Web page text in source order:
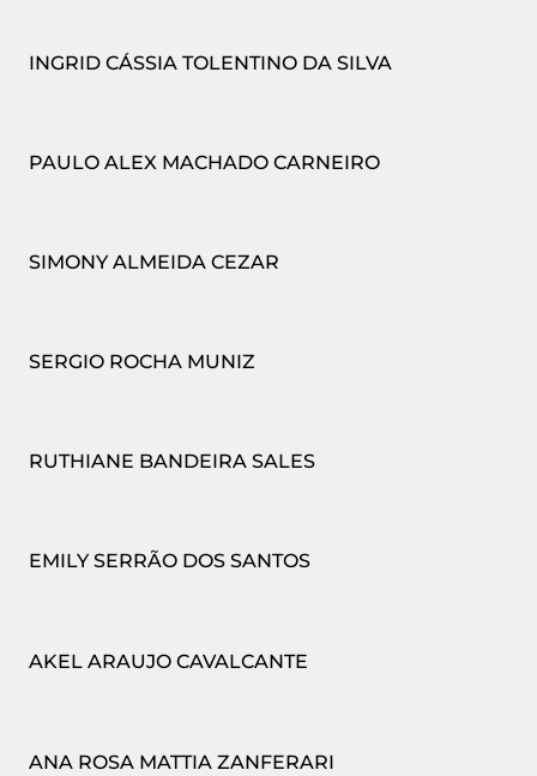
INGRID CÁSSIA TOLENTINO DA SILVA
PAULO ALEX MACHADO CARNEIRO
SIMONY ALMEIDA CEZAR
SERGIO ROCHA MUNIZ
RUTHIANE BANDEIRA SALES
EMILY SERRÃO DOS SANTOS
AKEL ARAUJO CAVALCANTE
ANA ROSA MATTIA ZANFERARI